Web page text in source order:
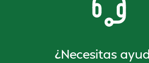
¿Necesitas